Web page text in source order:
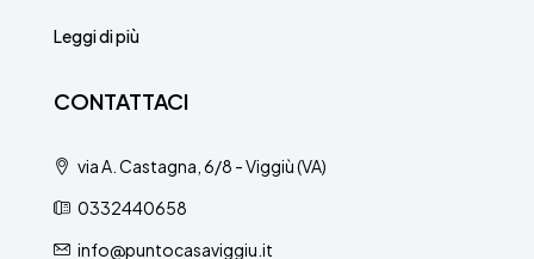
Leggi di più
CONTATTACI
via A. Castagna, 6/8 - Viggiù (VA)
0332440658
info@puntocasaviggiu.it